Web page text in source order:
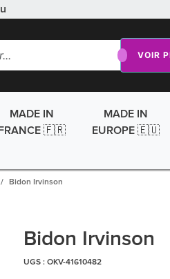
VOIR
MADE IN
FRANCE 🇫🇷
MADE IN
EUROPE 🇪🇺
Bidon Irvinson
Bidon Irvinson
UGS : OKV-41610482